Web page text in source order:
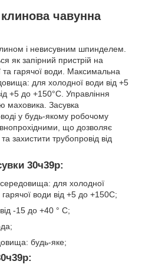
чавунна
і невисувним шпинделем.
як запірний пристрій на
гарячої води. Максимальна
для холодної води від +5
+5 до +150°С. Управління
маховика. Засувка
у будь-якому робочому
що дозволяє
захистити трубопровід від
30ч39р:
для холодної
води від +5 до +150С;
-15 до +40 ° С;
будь-яке;